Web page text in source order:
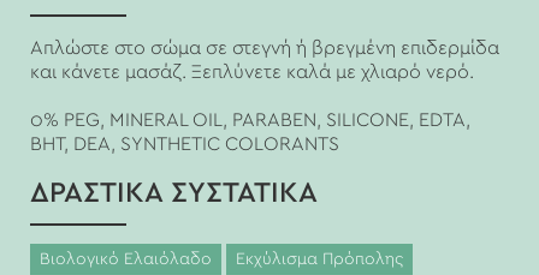
Απλώστε στο σώμα σε στεγνή ή βρεγμένη επιδερμίδα
και κάνετε μασάζ. Ξεπλύνετε καλά με χλιαρό νερό.
0% PEG, MINERAL OIL, PARABEN, SILICONE, EDTA,
BHT, DEA, SYNTHETIC COLORANTS
ΔΡΑΣΤΙΚΑ ΣΥΣΤΑΤΙΚΑ
Βιολογικό Ελαιόλαδο Εκχύλισμα Πρόπολης